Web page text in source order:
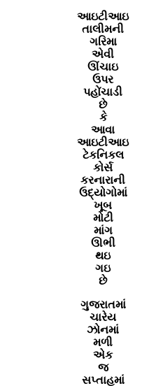
આઇટીઆઇ
તાલીમની
ગરિમા
એવી
ઊંચાઇ
ઉપર
પહોંચાડી
છે
કે
આવા
આઇટીઆઇ
ટેકનિકલ
કોર્સ
કરનારાની
ઉદ્યોગોમાં
ખૂબ
મોટી
માંગ
ઊભી
થઇ
ગઇ
છે
ગુજરાતમાં
ચારેય
ઝોનમાં
મળી
એક
જ
સપ્તાહમાં